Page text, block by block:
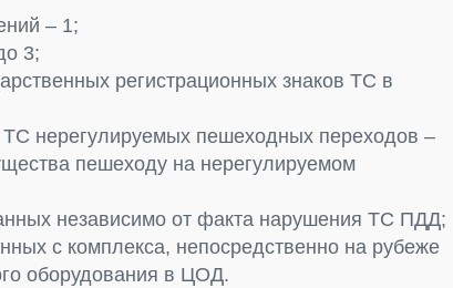
– 1;
3;
регистрационных знаков ТС в
нерегулируемых пешеходных переходов –
пешеходу на нерегулируемом
независимо от факта нарушения ТС ПДД;
с комплекса, непосредственно на рубеже
оборудования в ЦОД.